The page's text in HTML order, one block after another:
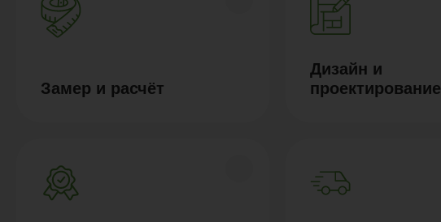
Замер и расчёт
Дизайн и
проектирование